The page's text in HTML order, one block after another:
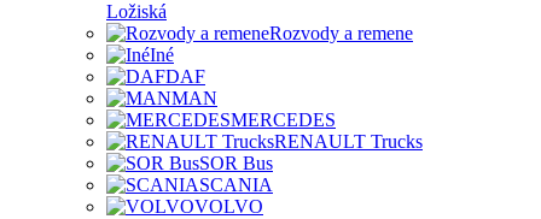
Ložiská
Rozvody a remene
Iné
DAF
MAN
MERCEDES
RENAULT Trucks
SOR Bus
SCANIA
VOLVO